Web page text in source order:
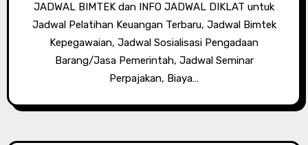
JADWAL BIMTEK dan INFO JADWAL DIKLAT untuk
Jadwal Pelatihan Keuangan Terbaru, Jadwal Bimtek
Kepegawaian, Jadwal Sosialisasi Pengadaan
Barang/Jasa Pemerintah, Jadwal Seminar
Perpajakan, Biaya…